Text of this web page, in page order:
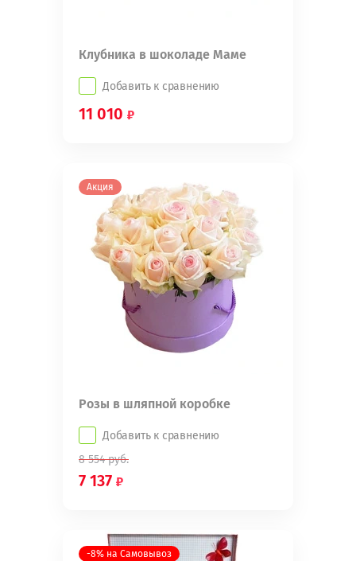
Клубника в шоколаде Маме
Добавить к сравнению
11 010
Акция
Розы в шляпной коробке
Добавить к сравнению
8 554руб.
7 137
-8% на Самовывоз